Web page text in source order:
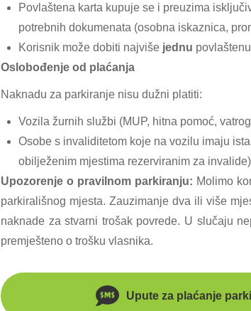
Povlaštena karta kupuje se i preuzima
potrebnih dokumenata (osobna iskaznica,
Korisnik može dobiti najviše jednu
Oslobođenje od plaćanja
Naknadu za parkiranje nisu dužni platiti:
Vozila žurnih službi (MUP, hitna pomoć,
Osobe s invaliditetom koje na vozilu imaju
obilježenim mjestima rezerviranim za
Upozorenje o pravilnom parkiranju: Molimo
parkirališnog mjesta. Zauzimanje dva ili više
naknade za stvarni trošak povrede. U slučaju
premješteno o trošku vlasnika.
Upute za plaćanje